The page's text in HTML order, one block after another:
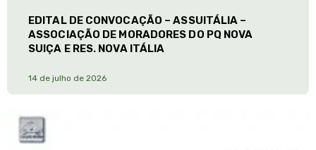
EDITAL DE CONVOCAÇÃO – ASSUITÁLIA –
ASSOCIAÇÃO DE MORADORES DO PQ NOVA
SUIÇA E RES. NOVA ITÁLIA
14 de julho de 2026